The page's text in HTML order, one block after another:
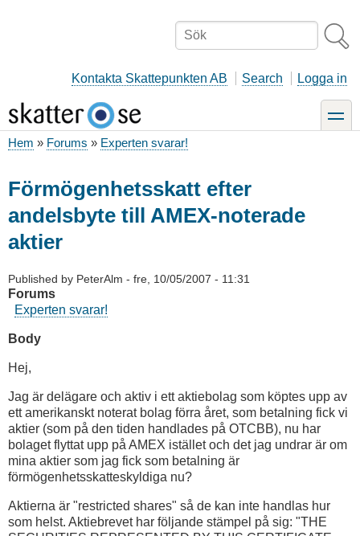
Sök
Kontakta Skattepunkten AB Search Logga in
toggle
Hem Forums Experten svarar!
Förmögenhetsskatt efter
andelsbyte till AMEX-noterade
aktier
Published by PeterAlm - fre, 10/05/2007 - 11:31
Forums
Experten svarar!
Body
Hej,
Jag är delägare och aktiv i ett aktiebolag som köptes upp av
ett amerikanskt noterat bolag förra året, som betalning fick vi
aktier (som på den tiden handlades på OTCBB), nu har
bolaget flyttat upp på AMEX istället och det jag undrar är om
mina aktier som jag fick som betalning är
förmögenhetsskatteskyldiga nu?
Aktierna är "restricted shares" så de kan inte handlas hur
som helst. Aktiebrevet har följande stämpel på sig: "THE